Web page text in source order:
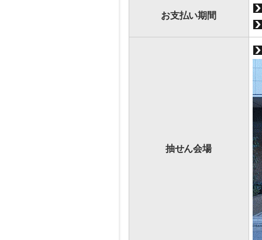
お支払い期間
抽せん会場